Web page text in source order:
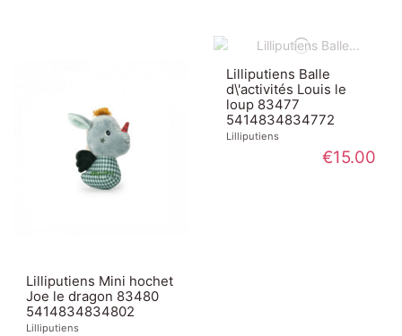
Lilliputiens Mini hochet
Joe le dragon 83480
5414834834802
Lilliputiens
Lilliputiens Balle
d\'activités Louis le
loup 83477
5414834834772
Lilliputiens
€15.00